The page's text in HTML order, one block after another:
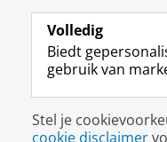
Alumni
Over ons
Disclaimer &
Volledig
Biedt
gebruik van
Stel je
cookie disclaimer